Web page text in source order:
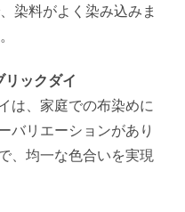
染料がよく染み込みま
ックダイ
は、家庭での布染めに
バリエーションがあり
、均一な色合いを実現